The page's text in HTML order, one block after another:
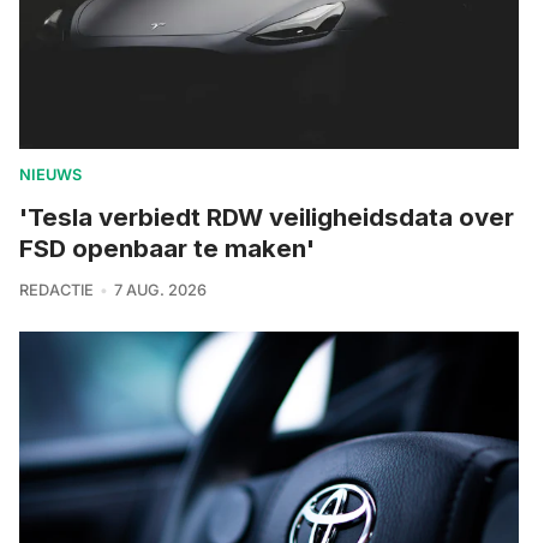
NIEUWS
'Tesla verbiedt RDW veiligheidsdata over
FSD openbaar te maken'
REDACTIE 7 AUG. 2026